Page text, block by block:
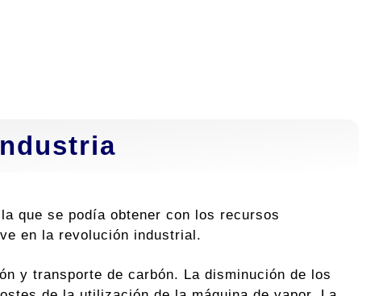
que se podía obtener con los recursos
en la revolución industrial.
y transporte de carbón. La disminución de los